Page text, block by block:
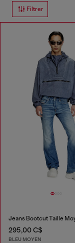
Filtrer
295,00 C$
BLEU MOYEN